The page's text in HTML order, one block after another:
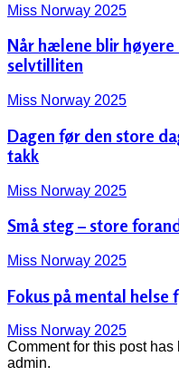
Miss Norway 2025
Når hælene blir høyere
selvtilliten
Miss Norway 2025
Dagen før den store
takk
Miss Norway 2025
Små steg – store
Miss Norway 2025
Fokus på mental helse
Miss Norway 2025
Comment for this post
admin.